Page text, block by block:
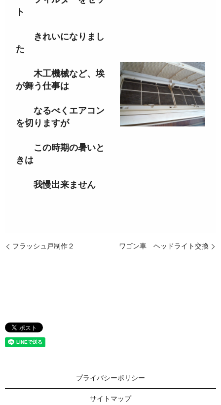
ト
きれいになりまし
た
木工機械など、埃
が舞う仕事は
なるべくエアコン
を切りますが
この時期の暑いと
きは
我慢出来ません
フラッシュ戸制作２ ワゴン車 ヘッドライト交換
プライバシーポリシー
サイトマップ